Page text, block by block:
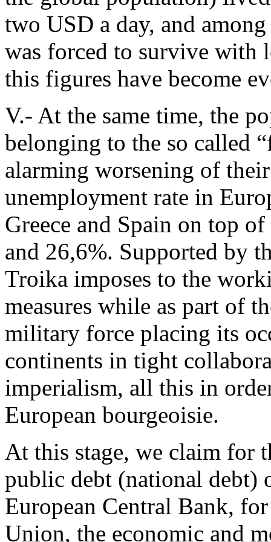
two USD a day, and
was forced to survive with
this figures have become
V.- At the same time, the
belonging to the so called
alarming worsening of
unemployment rate in
Greece and Spain on top
and 26,6%. Supported by
Troika imposes to the
measures while as part of
military force placing its
continents in tight
imperialism, all this in
European bourgeoisie.
At this stage, we claim for
public debt (national debt)
European Central Bank,
Union, the economic and